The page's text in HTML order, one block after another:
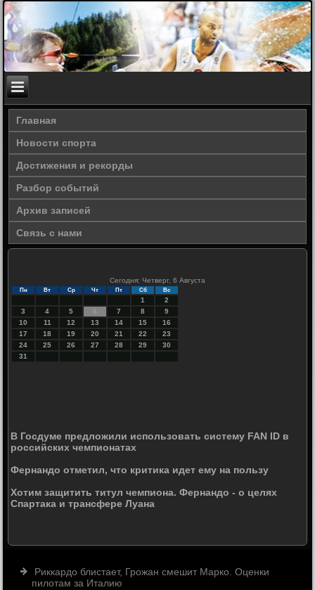
Главная
Новости спорта
Достижения и рекорды
Разбор событий
Архив записей
Связь с нами
Сегодня: Четверг, 6 Августа
Пн Вт Ср Чт Пт Сб Вс
1
2
3
4 5 6 7 8
9
10
11 12 13 14 15
16
17
18 19 20 21 22
23
24
25 26 27 28 29
30
31
В Госдуме предложили использовать систему FAN ID в
российских чемпионатах
Фернандо отметил, что критика идет ему на пользу
Хотим защитить титул чемпиона. Фернандо - о целях
Спартака и трансфере Луана
Риккардо блистает, Грожан смешит Марко. Оценки
пилотам за Италию